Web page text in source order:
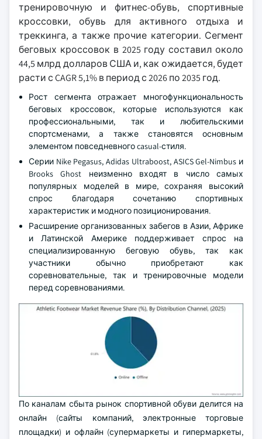
тренировочную и фитнес-обувь, спортивные
кроссовки, обувь для активного отдыха и
треккинга, а также прочие категории. Сегмент
беговых кроссовок в 2025 году составил около
44,5 млрд долларов США и, как ожидается, будет
расти с CAGR 5,1% в период с 2026 по 2035 год.
Рост сегмента отражает многофункциональность
беговых кроссовок, которые используются как
профессиональными, так и любительскими
спортсменами, а также становятся основным
элементом повседневного casual-стиля.
Серии Nike Pegasus, Adidas Ultraboost, ASICS Gel-Nimbus и
Brooks Ghost неизменно входят в число самых
популярных моделей в мире, сохраняя высокий
спрос благодаря сочетанию спортивных
характеристик и модного позиционирования.
Расширение организованных забегов в Азии, Африке
и Латинской Америке поддерживает спрос на
специализированную беговую обувь, так как
участники обычно приобретают как
соревновательные, так и тренировочные модели
перед соревнованиями.
По каналам сбыта рынок спортивной обуви делится на
онлайн (сайты компаний, электронные торговые
площадки) и офлайн (супермаркеты и гипермаркеты,